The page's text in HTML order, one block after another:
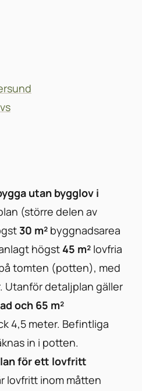
utan bygglov i
(större delen av
30 m² byggnadsarea
högst 45 m² lovfria
tomten (potten), med
Utanför detaljplan gäller
och 65 m²
4,5 meter. Befintliga
in i potten.
för ett lovfritt
lovfritt inom måtten